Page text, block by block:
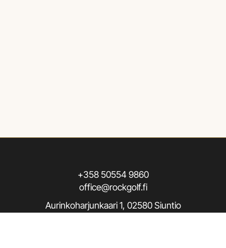
+358 50554 9860
office@rockgolf.fi
Aurinkoharjunkaari 1, 02580 Siuntio